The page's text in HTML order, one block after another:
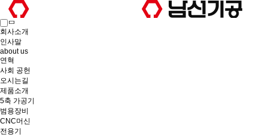
회사소개
인사말
about us
연혁
사회 공헌
오시는길
제품소개
5축 가공기
범용장비
CNC머신
전용기